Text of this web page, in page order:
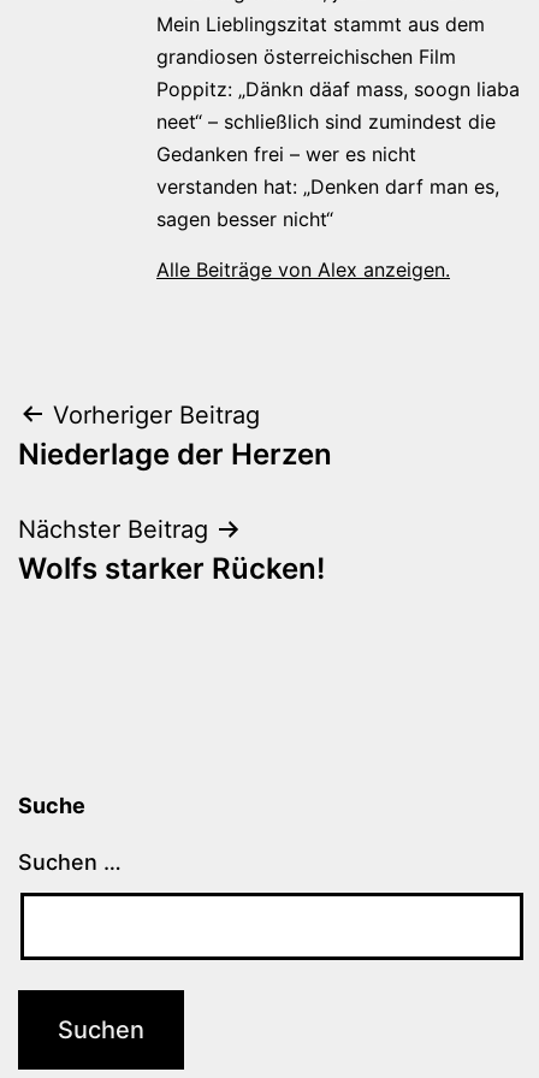
Mein Lieblingszitat stammt aus dem
grandiosen österreichischen Film
Poppitz: „Dänkn däaf mass, soogn liaba
neet“ – schließlich sind zumindest die
Gedanken frei – wer es nicht
verstanden hat: „Denken darf man es,
sagen besser nicht“
Alle Beiträge von Alex anzeigen.
Beitragsnavigation
Vorheriger Beitrag
Niederlage der Herzen
Nächster Beitrag
Wolfs starker Rücken!
Suche
Suchen …